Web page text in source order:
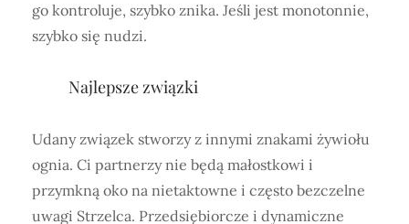
go kontroluje, szybko znika. Jeśli jest monotonnie,
szybko się nudzi.
Najlepsze związki
Udany związek stworzy z innymi znakami żywiołu
ognia. Ci partnerzy nie będą małostkowi i
przymkną oko na nietaktowne i często bezczelne
uwagi Strzelca. Przedsiębiorcze i dynamiczne